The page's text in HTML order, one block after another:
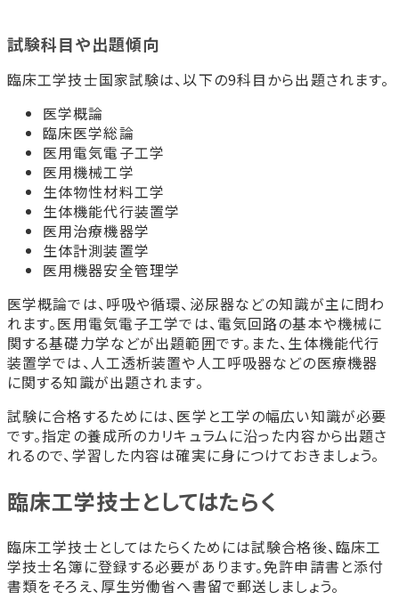
試験科目や出題傾向
臨床工学技士国家試験は、以下の9科目から出題されます。
医学概論
臨床医学総論
医用電気電子工学
医用機械工学
生体物性材料工学
生体機能代行装置学
医用治療機器学
生体計測装置学
医用機器安全管理学
医学概論では、呼吸や循環、泌尿器などの知識が主に問わ
れます。医用電気電子工学では、電気回路の基本や機械に
関する基礎力学などが出題範囲です。また、生体機能代行
装置学では、人工透析装置や人工呼吸器などの医療機器
に関する知識が出題されます。
試験に合格するためには、医学と工学の幅広い知識が必要
です。指定の養成所のカリキュラムに沿った内容から出題さ
れるので、学習した内容は確実に身につけておきましょう。
臨床工学技士としてはたらく
臨床工学技士としてはたらくためには試験合格後、臨床工
学技士名簿に登録する必要があります。免許申請書と添付
書類をそろえ、厚生労働省へ書留で郵送しましょう。